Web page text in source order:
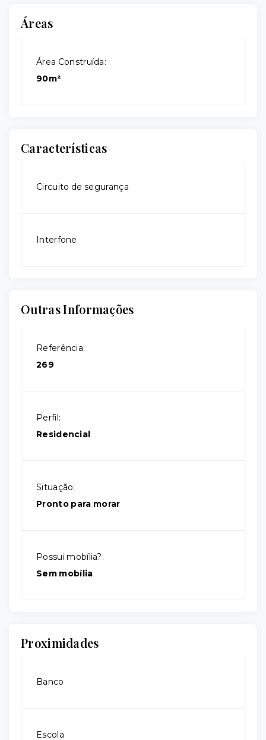
Áreas
Área Construída:
90m²
Características
Circuito de segurança
Interfone
Outras Informações
Referência:
269
Perfil:
Residencial
Situação:
Pronto para morar
Possui mobília?:
Sem mobília
Proximidades
Banco
Escola